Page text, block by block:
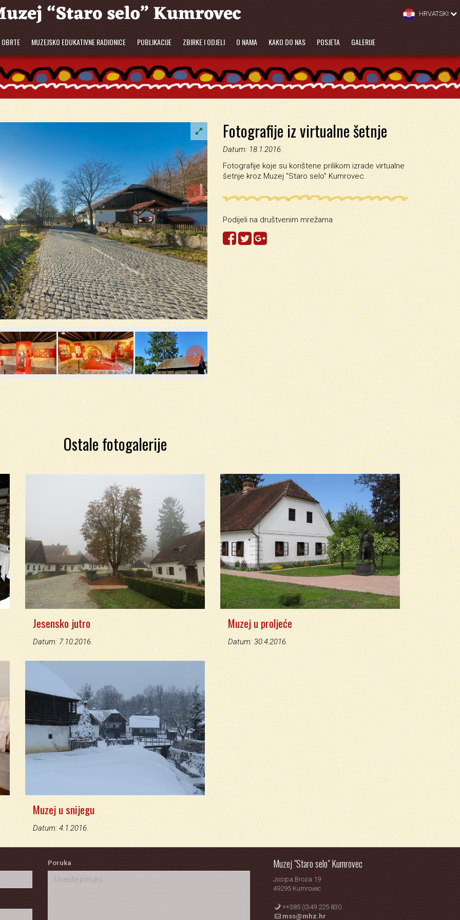
MUZEJSKO EDUKATIVNE RADIONICE PUBLIKACIJE ZBIRKE I ODJELI O NAMA KAKO DO NAS POSJETA GALERIJE
HRVATSKI


Fotografije iz virtualne šetnje
Datum: 18.1.2016.
Fotografije koje su korištene prilikom izrade virtualne
šetnje kroz Muzej ''Staro selo'' Kumrovec.
Podijeli na društvenim mrežama
Ostale fotogalerije
Jesensko jutro
Datum: 7.10.2016.
Muzej u proljeće
Datum: 30.4.2016.
Muzej u snijegu
Datum: 4.1.2016.
Poruka Muzej "Staro selo" Kumrovec
Josipa Broza 19
49295 Kumrovec
++385 (0)49 225 830
mss@mhz.hr